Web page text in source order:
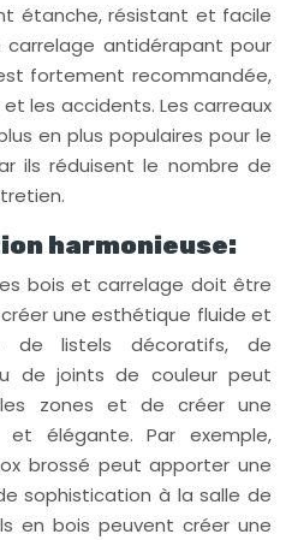
étanche, résistant et facile
carrelage antidérapant pour
fortement recommandée,
les accidents. Les carreaux
en plus populaires pour le
ils réduisent le nombre de
harmonieuse:
bois et carrelage doit être
une esthétique fluide et
de listels décoratifs, de
de joints de couleur peut
zones et de créer une
et élégante. Par exemple,
brossé peut apporter une
sophistication à la salle de
en bois peuvent créer une